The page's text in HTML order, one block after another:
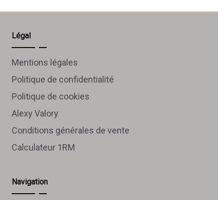
Légal
Mentions légales
Politique de confidentialité
Politique de cookies
Alexy Valory
Conditions générales de vente
Calculateur 1RM
Navigation